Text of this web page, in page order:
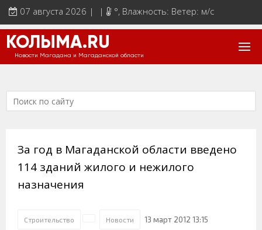
07 августа 2026 | | °, Влажность: Ветер: м/с
КОЛЫМА.RU
Новости Магадана и Магаданской области
За год в Магаданской области введено
114 зданий жилого и нежилого
назначения
Строительство Новости 13 март 2012 13:15